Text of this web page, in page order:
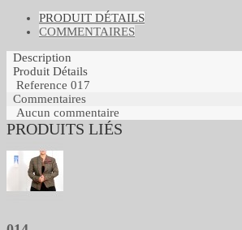
PRODUIT DÉTAILS
COMMENTAIRES
Description
Produit Détails
Reference 017
Commentaires
Aucun commentaire
PRODUITS LIÉS